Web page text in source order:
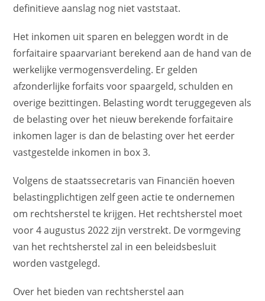
definitieve aanslag nog niet vaststaat.
Het inkomen uit sparen en beleggen wordt in de
forfaitaire spaarvariant berekend aan de hand van de
werkelijke vermogensverdeling. Er gelden
afzonderlijke forfaits voor spaargeld, schulden en
overige bezittingen. Belasting wordt teruggegeven als
de belasting over het nieuw berekende forfaitaire
inkomen lager is dan de belasting over het eerder
vastgestelde inkomen in box 3.
Volgens de staatssecretaris van Financiën hoeven
belastingplichtigen zelf geen actie te ondernemen
om rechtsherstel te krijgen. Het rechtsherstel moet
voor 4 augustus 2022 zijn verstrekt. De vormgeving
van het rechtsherstel zal in een beleidsbesluit
worden vastgelegd.
Over het bieden van rechtsherstel aan